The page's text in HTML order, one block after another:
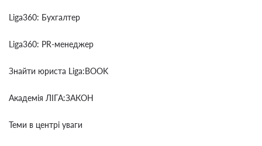
Liga360: Бухгалтер
Liga360: PR-менеджер
Знайти юриста Liga:BOOK
Академія ЛІГА:ЗАКОН
Теми в центрі уваги